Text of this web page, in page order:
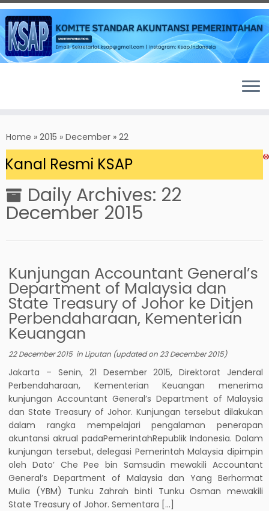
to
content
Home » 2015 » December » 22
Resmi KSAP
Daily Archives: 22
December 2015
Kunjungan Accountant General’s
Department of Malaysia dan
State Treasury of Johor ke Ditjen
Perbendaharaan, Kementerian
Keuangan
22 December 2015in Liputan (updated on23 December 2015)
Jakarta – Senin, 21 Desember 2015, Direktorat Jenderal
Perbendaharaan, Kementerian Keuangan menerima
kunjungan Accountant General’s Department of Malaysia
dan State Treasury of Johor. Kunjungan tersebut dilakukan
dalam rangka mempelajari pengalaman penerapan
akuntansi akrual padaPemerintahRepublik Indonesia. Dalam
kunjungan tersebut, delegasi Pemerintah Malaysia dipimpin
oleh Dato’ Che Pee bin Samsudin mewakili Accountant
General’s Department of Malaysia dan Yang Berhormat
Mulia (YBM) Tunku Zahrah binti Tunku Osman mewakili
State Treasury of Johor. Sementara […]